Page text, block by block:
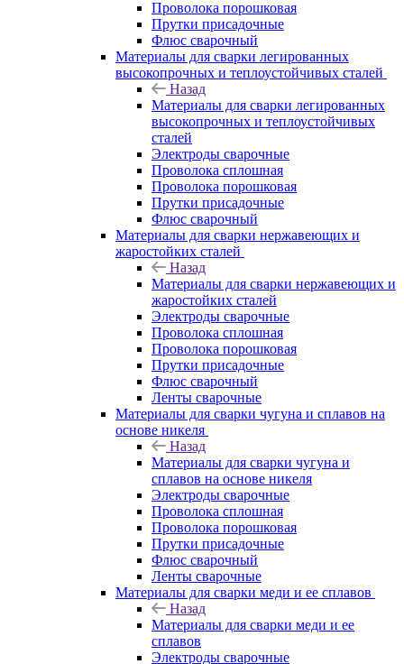
Проволока порошковая
Прутки присадочные
Флюс сварочный
Материалы для сварки легированных
высокопрочных и теплоустойчивых сталей
Назад
Материалы для сварки легированных
высокопрочных и теплоустойчивых
сталей
Электроды сварочные
Проволока сплошная
Проволока порошковая
Прутки присадочные
Флюс сварочный
Материалы для сварки нержавеющих и
жаростойких сталей
Назад
Материалы для сварки нержавеющих и
жаростойких сталей
Электроды сварочные
Проволока сплошная
Проволока порошковая
Прутки присадочные
Флюс сварочный
Ленты сварочные
Материалы для сварки чугуна и сплавов на
основе никеля
Назад
Материалы для сварки чугуна и
сплавов на основе никеля
Электроды сварочные
Проволока сплошная
Проволока порошковая
Прутки присадочные
Флюс сварочный
Ленты сварочные
Материалы для сварки меди и ее сплавов
Назад
Материалы для сварки меди и ее
сплавов
Электроды сварочные